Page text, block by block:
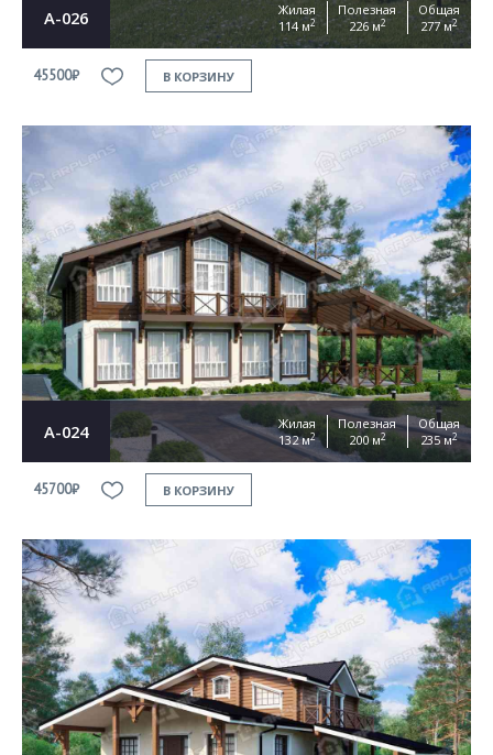
А-026
Жилая
114 м2
Полезная
226 м2
Общая
277 м2
45500₽ В КОРЗИНУ
А-024
Жилая
132 м2
Полезная
200 м2
Общая
235 м2
45700₽ В КОРЗИНУ